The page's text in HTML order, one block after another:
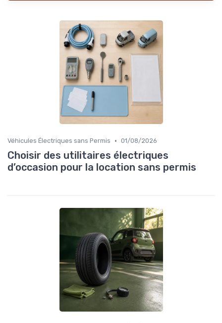
Véhicules Électriques sans Permis • 01/08/2026
Choisir des utilitaires électriques
d’occasion pour la location sans permis